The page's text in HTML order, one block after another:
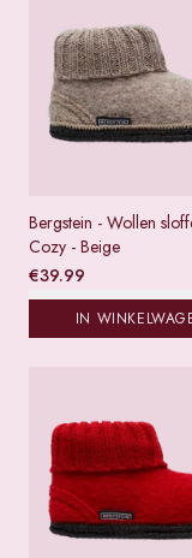
Bergstein - Wollen
Cozy - Beige
€39.99
IN